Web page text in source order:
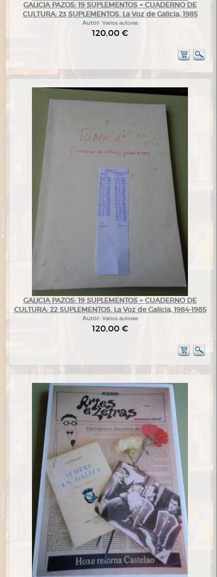
GALICIA PAZOS: 19 SUPLEMENTOS + CUADERNO DE
CULTURA: 23 SUPLEMENTOS. La Voz de Galicia, 1985
Autor: Varios autores
120,00 €
GALICIA PAZOS: 19 SUPLEMENTOS + CUADERNO DE
CULTURA: 22 SUPLEMENTOS. La Voz de Galicia, 1984-1985
Autor: Varios autores
120,00 €